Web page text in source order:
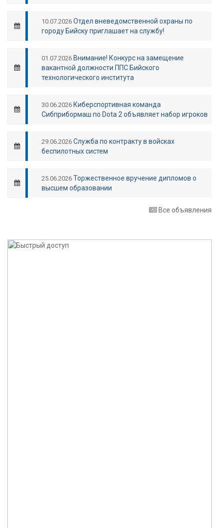
10.07.2026 Отдел вневедомственной охраны по
городу Бийску приглашает на службу!
01.07.2026 Внимание! Конкурс на замещение
вакантной должности ППС Бийского
технологического института
30.06.2026 Киберспортивная команда
Сибприбормаш по Dota 2 объявляет набор игроков
29.06.2026 Служба по контракту в войсках
беспилотных систем
25.06.2026 Торжественное вручение дипломов о
высшем образовании
Все объявления